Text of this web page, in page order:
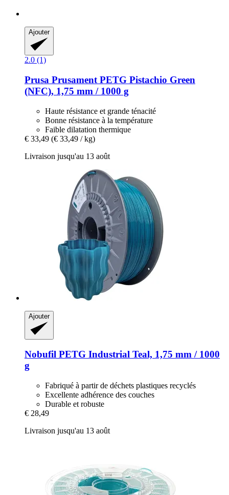
Ajouter
2.0 (1)
Prusa Prusament PETG Pistachio Green
(NFC), 1,75 mm / 1000 g
Haute résistance et grande ténacité
Bonne résistance à la température
Faible dilatation thermique
€ 33,49 (€ 33,49 / kg)
Livraison jusqu'au 13 août
Ajouter
Nobufil PETG Industrial Teal, 1,75 mm / 1000
g
Fabriqué à partir de déchets plastiques recyclés
Excellente adhérence des couches
Durable et robuste
€ 28,49
Livraison jusqu'au 13 août